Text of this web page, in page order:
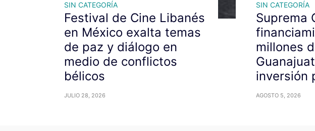
SIN CATEGORÍA
Festival de Cine Libanés
en México exalta temas
de paz y diálogo en
medio de conflictos
bélicos
JULIO 28, 2026
SIN CATEGORÍA
Suprema
millones
inversión
AGOSTO 5, 2026